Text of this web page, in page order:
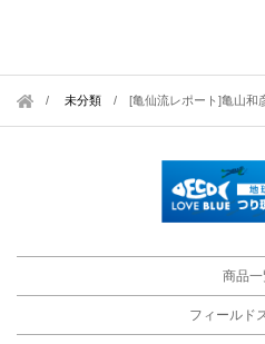
未分類 /[亀仙流レポート]亀山和
商品
フィールド